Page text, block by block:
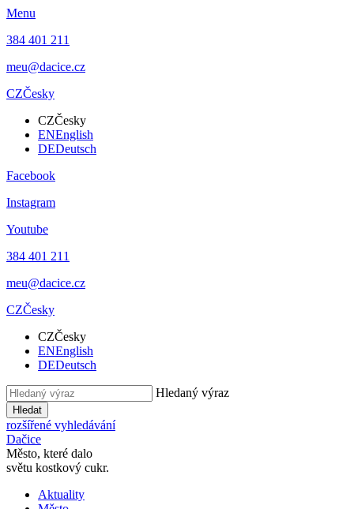
Menu
384 401 211
meu@dacice.cz
CZČesky
CZČesky
ENEnglish
DEDeutsch
Facebook
Instagram
Youtube
384 401 211
meu@dacice.cz
CZČesky
CZČesky
ENEnglish
DEDeutsch
Hledaný výraz
Hledat
rozšířené vyhledávání
Dačice
Město, které dalo
světu kostkový cukr.
Aktuality